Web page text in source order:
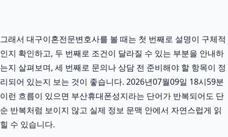
그래서 대구이혼전문변호사를 볼 때는 첫 번째로 설명이 구체적
인지 확인하고, 두 번째로 조건이 달라질 수 있는 부분을 안내하
는지 살펴보며, 세 번째로 문의나 상담 전 준비해야 할 항목이 정
리되어 있는지 보는 것이 좋습니다. 2026년07월09일 18시59분
이런 흐름이 있으면 부산휴대폰성지라는 단어가 반복되어도 단
순 반복처럼 보이지 않고 실제 정보 문맥 안에서 자연스럽게 읽
힐 수 있습니다.